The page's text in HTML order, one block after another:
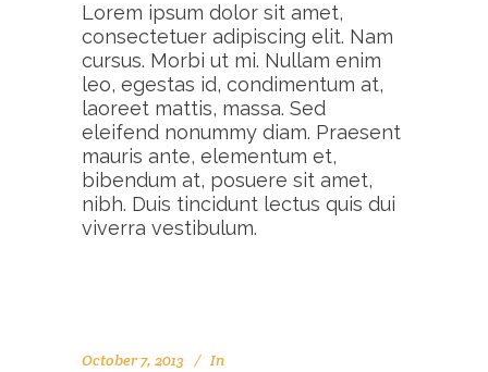
Lorem ipsum dolor sit amet,
consectetuer adipiscing elit. Nam
cursus. Morbi ut mi. Nullam enim
leo, egestas id, condimentum at,
laoreet mattis, massa. Sed
eleifend nonummy diam. Praesent
mauris ante, elementum et,
bibendum at, posuere sit amet,
nibh. Duis tincidunt lectus quis dui
viverra vestibulum.
October 7, 2013 In